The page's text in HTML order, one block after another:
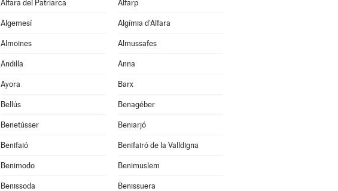
Alfara del Patriarca Alfarp
Algemesí Algímia d'Alfara
Almoines Almussafes
Andilla Anna
Ayora Barx
Bellús Benagéber
Benetússer Beniarjó
Benifaió Benifairó de la Valldigna
Benimodo Benimuslem
Benissoda Benissuera